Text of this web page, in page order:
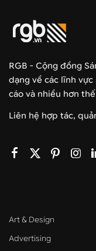
RGB - Cộng đồng
dạng về các lĩnh
cáo và nhiều hơn
Liên hệ hợp tác,
Art & Design
Advertising